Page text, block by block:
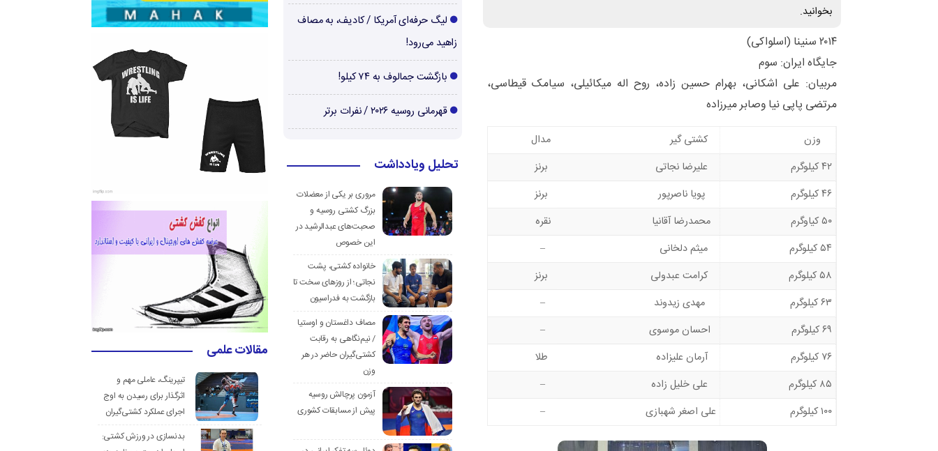
بخوانید.
۲۰۱۴ سنینا (اسلواکی)
جایگاه ایران: سوم
مربیان: علی اشکانی، بهرام حسین زاده، روح اله میکائیلی، سیامک قیطاسی،
مرتضی پاپی نیا وصابر میرزاده
وزن کشتی گیر
مدال
۴۲ کیلوگرم
علیرضا نجاتی
برنز
۴۶ کیلوگرم
پویا ناصرپور
برنز
۵۰ کیاوگرم
محمدرضا آقانیا
نقره
۵۴ کیلوگرم
میثم دلخانی
–
۵۸ کیلوگرم
کرامت عبدولی
برنز
۶۳ کیلوگرم
مهدی زیدوند
–
۶۹ کیلوگرم
احسان موسوی
–
۷۶ کیلوگرم
آرمان علیزاده
طلا
۸۵ کیلوگرم
علی خلیل زاده
–
۱۰۰ کیلوگرم
علی اصغر شهبازی –
لیگ حرفه‌ای آمریکا / کادیف، به مصاف
زاهید می‌رود!
بازگشت جمالوف به ۷۴ کیلو!
قهرمانی روسیه ۲۰۲۶ / نفرات برتر
تحلیل ویادداشت
مروری بر یکی از معضلات
بزرگ کشتی روسیه و
صحبت‌های عبدالرشید در
این خصوص
خانواده کشتی، پشت
نجاتی؛ از روزهای سخت تا
بازگشت به فدراسیون
مصاف داغستان و اوستیا
/ نیم‌نگاهی به رقابت
کشتی‌گیران حاضر در هر
وزن
آزمون پرچالش روسیه
پیش از مسابقات کشوری
مقالات علمی
تیپرینگ، عاملی مهم و
اثرگذار برای رسیدن به اوج
اجرای عملکرد کشتی‌گیران
بدنسازی در ورزش کشتی: